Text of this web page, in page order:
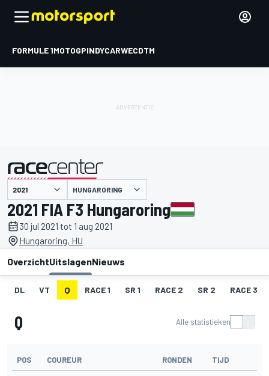
FORMULE 1MOTOGPINDYCARWECDTM
gepresenteerd door HUNGARORING
2021 FIA F3 Hungaroring
30 jul 2021 tot 1 aug 2021
Hungaroring, HU
OverzichtUitslagenNieuws
DL VT Q RACE 1 SR 1 RACE 2 SR 2 RACE 3
Q Alle statistieken
POS COUREUR RONDEN TIJD